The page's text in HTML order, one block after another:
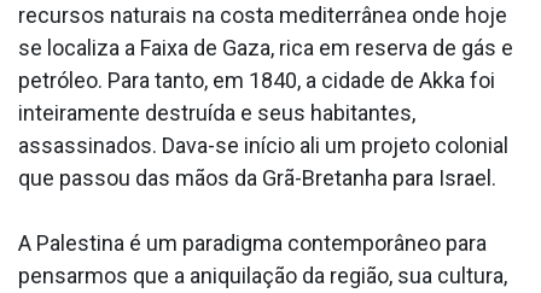
recursos naturais na costa mediterrânea onde hoje
se localiza a Faixa de Gaza, rica em reserva de gás e
petróleo. Para tanto, em 1840, a cidade de Akka foi
inteiramente destruída e seus habitantes,
assassinados. Dava-se início ali um projeto colonial
que passou das mãos da Grã-Bretanha para Israel.
A Palestina é um paradigma contemporâneo para
pensarmos que a aniquilação da região, sua cultura,